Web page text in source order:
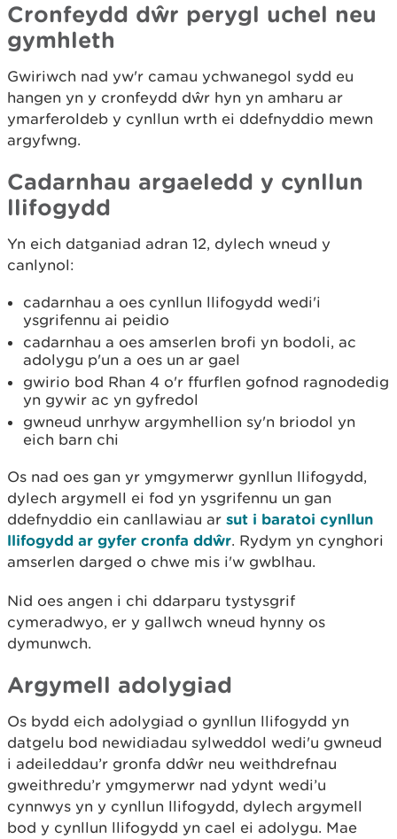
Cronfeydd dŵr perygl uchel neu
gymhleth
Gwiriwch nad yw'r camau ychwanegol sydd eu
hangen yn y cronfeydd dŵr hyn yn amharu ar
ymarferoldeb y cynllun wrth ei ddefnyddio mewn
argyfwng.
Cadarnhau argaeledd y cynllun
llifogydd
Yn eich datganiad adran 12, dylech wneud y
canlynol:
cadarnhau a oes cynllun llifogydd wedi'i
ysgrifennu ai peidio
cadarnhau a oes amserlen brofi yn bodoli, ac
adolygu p'un a oes un ar gael
gwirio bod Rhan 4 o'r ffurflen gofnod ragnodedig
yn gywir ac yn gyfredol
gwneud unrhyw argymhellion sy'n briodol yn
eich barn chi
Os nad oes gan yr ymgymerwr gynllun llifogydd,
dylech argymell ei fod yn ysgrifennu un gan
ddefnyddio ein canllawiau ar sut i baratoi cynllun
llifogydd ar gyfer cronfa ddŵr. Rydym yn cynghori
amserlen darged o chwe mis i'w gwblhau.
Nid oes angen i chi ddarparu tystysgrif
cymeradwyo, er y gallwch wneud hynny os
dymunwch.
Argymell adolygiad
Os bydd eich adolygiad o gynllun llifogydd yn
datgelu bod newidiadau sylweddol wedi'u gwneud
i adeileddau’r gronfa ddŵr neu weithdrefnau
gweithredu’r ymgymerwr nad ydynt wedi’u
cynnwys yn y cynllun llifogydd, dylech argymell
bod y cynllun llifogydd yn cael ei adolygu. Mae